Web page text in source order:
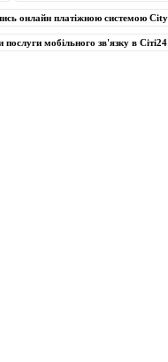
онлайн платіжною системою
мобільного зв'язку в Сіті24